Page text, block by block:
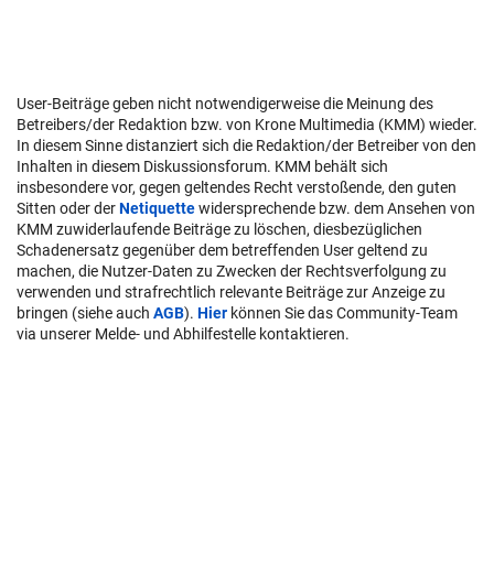
User-Beiträge geben nicht notwendigerweise die Meinung des
Betreibers/der Redaktion bzw. von Krone Multimedia (KMM) wieder.
In diesem Sinne distanziert sich die Redaktion/der Betreiber von den
Inhalten in diesem Diskussionsforum. KMM behält sich
insbesondere vor, gegen geltendes Recht verstoßende, den guten
Sitten oder derNetiquettewidersprechende bzw. dem Ansehen von
KMM zuwiderlaufende Beiträge zu löschen, diesbezüglichen
Schadenersatz gegenüber dem betreffenden User geltend zu
machen, die Nutzer-Daten zu Zwecken der Rechtsverfolgung zu
verwenden und strafrechtlich relevante Beiträge zur Anzeige zu
bringen (siehe auch AGB). Hier können Sie das Community-Team
via unserer Melde- und Abhilfestelle kontaktieren.